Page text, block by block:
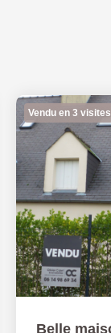
Vendu en 3 visites